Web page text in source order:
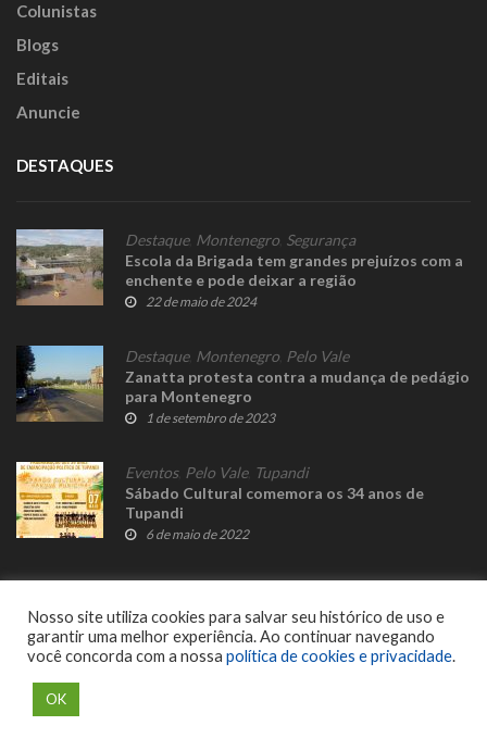
Colunistas
Blogs
Editais
Anuncie
DESTAQUES
Destaque, Montenegro Segurança
Escola da Brigada tem grandes prejuízos com a
enchente e pode deixar a região
22 de maio de 2024
Destaque, Montenegro Pelo Vale
Zanatta protesta contra a mudança de pedágio
para Montenegro
1 de setembro de 2023
Eventos, Pelo Vale, Tupandi
Sábado Cultural comemora os 34 anos de
Tupandi
6 de maio de 2022
Nosso site utiliza cookies para salvar seu histórico de uso e
garantir uma melhor experiência. Ao continuar navegando
você concorda com a nossa política de cookies e privacidade.
OK